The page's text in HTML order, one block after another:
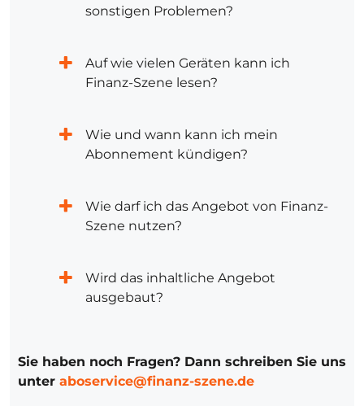
sonstigen Problemen?
Auf wie vielen Geräten kann ich
Finanz-Szene lesen?
Wie und wann kann ich mein
Abonnement kündigen?
Wie darf ich das Angebot von Finanz-
Szene nutzen?
Wird das inhaltliche Angebot
ausgebaut?
Sie haben noch Fragen? Dann schreiben Sie uns
unter aboservice@finanz-szene.de